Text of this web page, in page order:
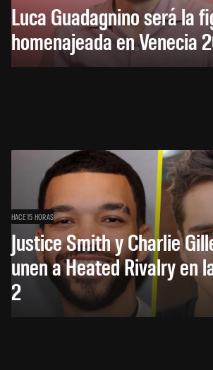
Luca Guadagnino será la
homenajeada en Venecia
HACE 15 HORAS
Justice Smith y Charlie
unen a Heated Rivalry en
2